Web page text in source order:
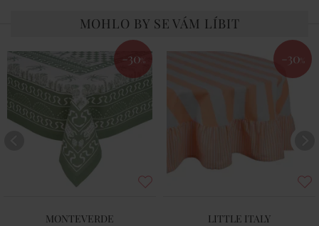
MOHLO BY SE VÁM LÍBIT
-30 %
MONTEVERDE
-30 %
LITTLE ITALY